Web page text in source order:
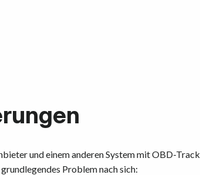
und einem anderen System mit OBD-
Problem nach sich: